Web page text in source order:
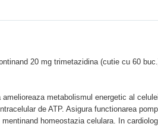
20 mg trimetazidina (cutie cu 60
metabolismul energetic al
de ATP. Asigura functionarea
homeostazia celulara. In